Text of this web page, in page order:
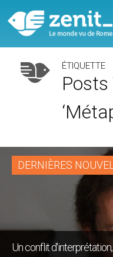
ÉTIQUETTE
Posts
DERNIÈRES
Un conflit